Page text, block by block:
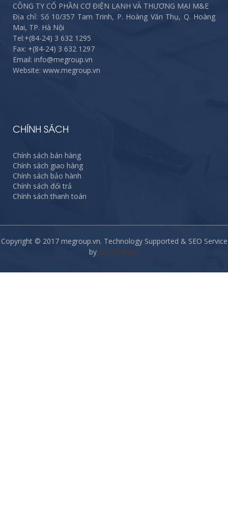
CÔNG TY CỔ PHẦN CƠ ĐIỆN LẠNH VÀ THƯƠNG MẠI M&E
Địa chỉ: Số 10/357 Tam Trinh, P. Hoàng Văn Thụ, Q. Hoàng
Mai, TP. Hà Nội
Tel:+(84-24) 3 632 1295
Fax: +(84-24) 3 632 1297
Email: info@megroup.vn
Website: www.megroup.vn
CHÍNH SÁCH
Chính sách bán hàng
Chính sách giao hàng
Chính sách bảo hành
Chính sách đổi trả
Chính sách thanh toán
Copyright © 2017 megroup.vn. Technology Supported & SEO Service
by ECPVietnam